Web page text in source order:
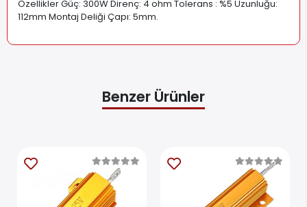
Özellikler Güç: 300W Direnç: 4 ohm Tolerans : %5 Uzunluğu:
112mm Montaj Deliği Çapı: 5mm.
Benzer Ürünler